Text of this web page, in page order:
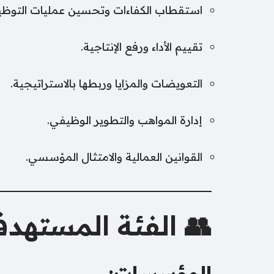
استقطاب الكفاءات وتحسين عمليات
تقييم الأداء ورفع الإنتاجية.
التعويضات والمزايا وربطها بالاستراتيجية.
إدارة المواهب والتطوير الوظيفي.
القوانين العمالية والامتثال المؤسسي.
👥 الفئة